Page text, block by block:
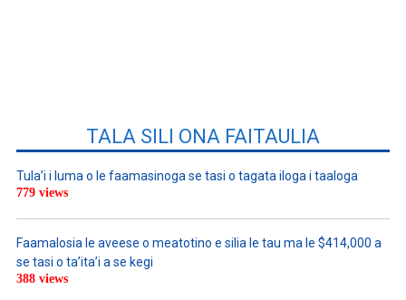
TALA SILI ONA FAITAULIA
Tula’i i luma o le faamasinoga se tasi o tagata iloga i taaloga
779 views
Faamalosia le aveese o meatotino e silia le tau ma le $414,000 a
se tasi o ta’ita’i a se kegi
388 views